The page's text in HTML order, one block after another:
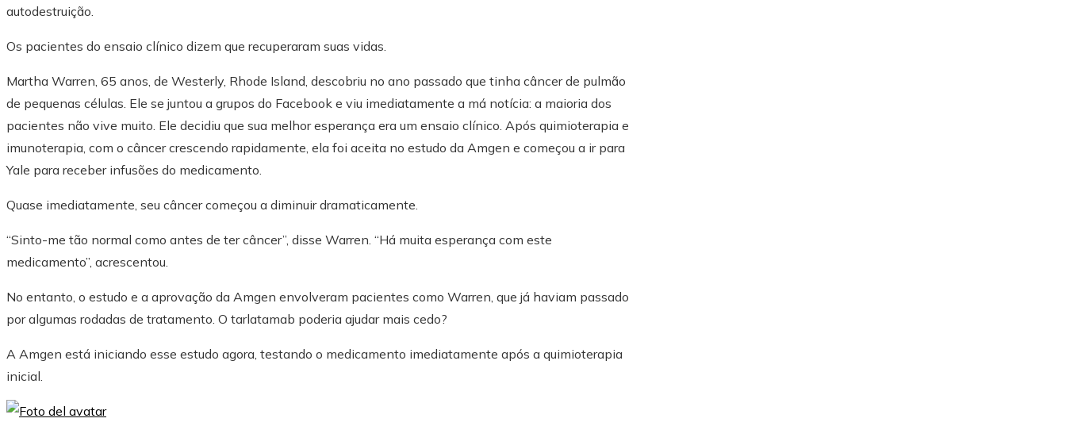
autodestruição.
Os pacientes do ensaio clínico dizem que recuperaram suas vidas.
Martha Warren, 65 anos, de Westerly, Rhode Island, descobriu no ano passado que tinha câncer de pulmão
de pequenas células. Ele se juntou a grupos do Facebook e viu imediatamente a má notícia: a maioria dos
pacientes não vive muito. Ele decidiu que sua melhor esperança era um ensaio clínico. Após quimioterapia e
imunoterapia, com o câncer crescendo rapidamente, ela foi aceita no estudo da Amgen e começou a ir para
Yale para receber infusões do medicamento.
Quase imediatamente, seu câncer começou a diminuir dramaticamente.
“Sinto-me tão normal como antes de ter câncer”, disse Warren. “Há muita esperança com este
medicamento”, acrescentou.
No entanto, o estudo e a aprovação da Amgen envolveram pacientes como Warren, que já haviam passado
por algumas rodadas de tratamento. O tarlatamab poderia ajudar mais cedo?
A Amgen está iniciando esse estudo agora, testando o medicamento imediatamente após a quimioterapia
inicial.